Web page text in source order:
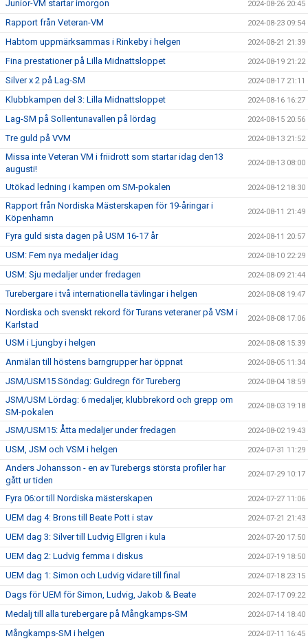
Junior-VM startar imorgon 2024-08-26 20:45
Rapport från Veteran-VM 2024-08-23 09:54
Habtom uppmärksammas i Rinkeby i helgen 2024-08-21 21:39
Fina prestationer på Lilla Midnattsloppet 2024-08-19 21:22
Silver x 2 på Lag-SM 2024-08-17 21:11
Klubbkampen del 3: Lilla Midnattsloppet 2024-08-16 16:27
Lag-SM på Sollentunavallen på lördag 2024-08-15 20:56
Tre guld på VVM 2024-08-13 21:52
Missa inte Veteran VM i friidrott som startar idag den13
augusti!
2024-08-13 08:00
Utökad ledning i kampen om SM-pokalen 2024-08-12 18:30
Rapport från Nordiska Mästerskapen för 19-åringar i
Köpenhamn
2024-08-11 21:49
Fyra guld sista dagen på USM 16-17 år 2024-08-11 20:57
USM: Fem nya medaljer idag 2024-08-10 22:29
USM: Sju medaljer under fredagen 2024-08-09 21:44
Turebergare i två internationella tävlingar i helgen 2024-08-08 19:47
Nordiska och svenskt rekord för Turans veteraner på VSM i
Karlstad
2024-08-08 17:06
USM i Ljungby i helgen 2024-08-08 15:39
Anmälan till höstens barngrupper har öppnat 2024-08-05 11:34
JSM/USM15 Söndag: Guldregn för Tureberg 2024-08-04 18:59
JSM/USM Lördag: 6 medaljer, klubbrekord och grepp om
SM-pokalen
2024-08-03 19:18
JSM/USM15: Åtta medaljer under fredagen 2024-08-02 19:43
USM, JSM och VSM i helgen 2024-07-31 11:29
Anders Johansson - en av Turebergs största profiler har
gått ur tiden
2024-07-29 10:17
Fyra 06:or till Nordiska mästerskapen 2024-07-27 11:06
UEM dag 4: Brons till Beate Pott i stav 2024-07-21 21:43
UEM dag 3: Silver till Ludvig Ellgren i kula 2024-07-20 17:50
UEM dag 2: Ludvig femma i diskus 2024-07-19 18:50
UEM dag 1: Simon och Ludvig vidare till final 2024-07-18 23:15
Dags för UEM för Simon, Ludvig, Jakob & Beate 2024-07-17 09:22
Medalj till alla turebergare på Mångkamps-SM 2024-07-14 18:40
Mångkamps-SM i helgen 2024-07-11 16:45